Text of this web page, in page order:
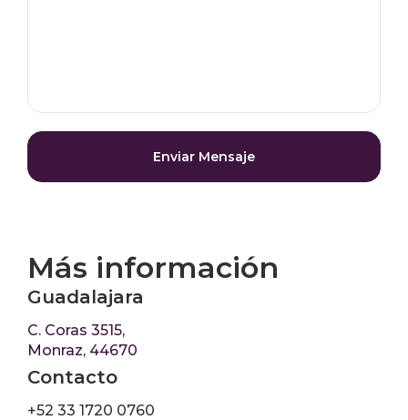
Enviar Mensaje
Más información
Guadalajara
C. Coras 3515,
Monraz, 44670
Contacto
+52 33 1720 0760